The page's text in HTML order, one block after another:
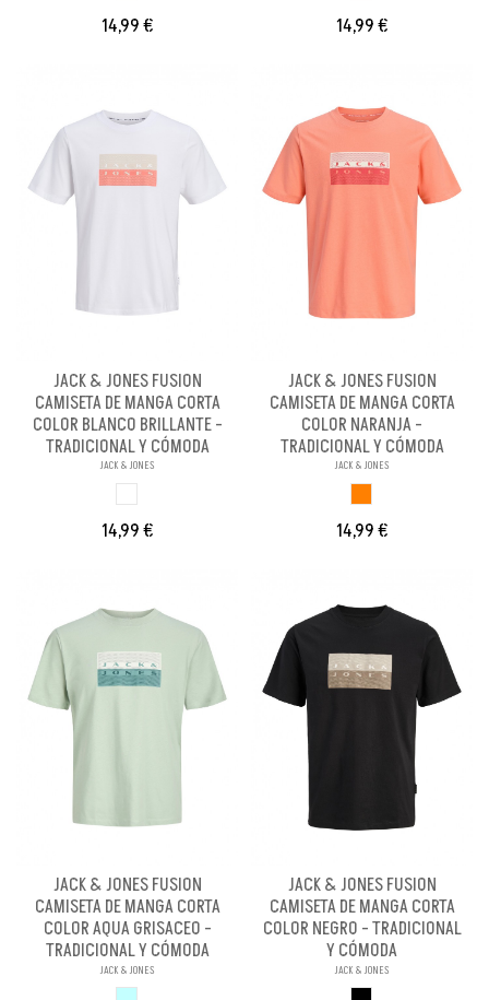
14,99 € 14,99 €
JACK & JONES FUSION
CAMISETA DE MANGA CORTA
COLOR BLANCO BRILLANTE -
TRADICIONAL Y CÓMODA
JACK & JONES
14,99 €
JACK & JONES FUSION
CAMISETA DE MANGA CORTA
COLOR NARANJA -
TRADICIONAL Y CÓMODA
JACK & JONES
14,99 €
JACK & JONES FUSION
CAMISETA DE MANGA CORTA
COLOR AQUA GRISACEO -
TRADICIONAL Y CÓMODA
JACK & JONES
JACK & JONES FUSION
CAMISETA DE MANGA CORTA
COLOR NEGRO - TRADICIONAL
Y CÓMODA
JACK & JONES